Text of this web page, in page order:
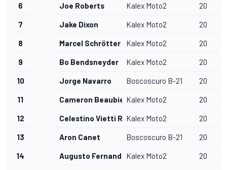
6 Joe Roberts Kalex Moto2 20
7 Jake Dixon Kalex Moto2 20
8 Marcel Schrötter Kalex Moto2 20
9 Bo Bendsneyder Kalex Moto2 20
10 Jorge Navarro Boscoscuro B-21 20
11 Cameron BeaubierKalex Moto2 20
12 Celestino Vietti RamusKalex Moto2 20
13 Aron Canet Boscoscuro B-21 20
14 Augusto FernandezKalex Moto2 20